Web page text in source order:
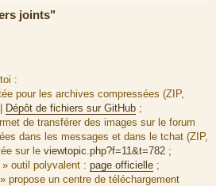
joints"
:
pour les archives compressées (ZIP,
| Dépôt de fichiers sur GitHub ;
de transférer des images sur le forum
dans les messages et dans le tchat (ZIP,
sur le viewtopic.php?f=11&t=782 ;
» outil polyvalent : page officielle ;
» propose un centre de téléchargement